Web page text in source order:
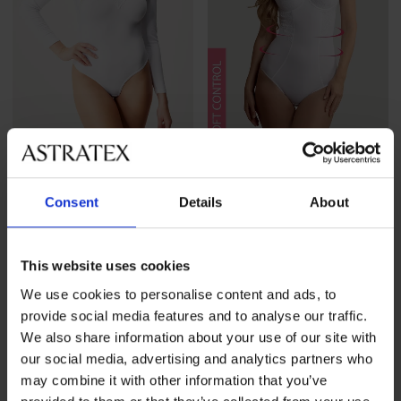
Consent Details About
This website uses cookies
We use cookies to personalise content and ads, to
provide social media features and to analyse our traffic.
We also share information about your use of our site with
our social media, advertising and analytics partners who
may combine it with other information that you’ve
Wärmender Body Blanca
39,99 €
5
Luxus-Formbody Livia